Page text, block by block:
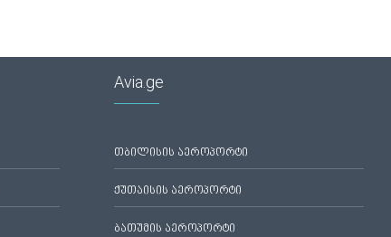
Avia.ge
თბილისის აეროპორტი
ქუთაისის აეროპორტი
ბათუმის აეროპორტი